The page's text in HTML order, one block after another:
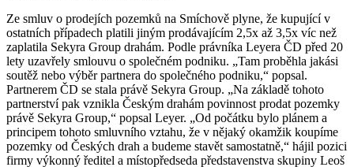
Ze smluv o prodejích pozemků na Smíchově plyne, že kupující v
ostatních případech platili jiným prodávajícím 2,5x až 3,5x víc než
zaplatila Sekyra Group drahám. Podle právníka Leyera ČD před 20
lety uzavřely smlouvu o společném podniku. „Tam proběhla jakási
soutěž nebo výběr partnera do společného podniku,“ popsal.
Partnerem ČD se stala právě Sekyra Group. „Na základě tohoto
partnerství pak vznikla Českým drahám povinnost prodat pozemky
právě Sekyra Group,“ popsal Leyer. „Od počátku bylo plánem a
principem tohoto smluvního vztahu, že v nějaký okamžik koupíme
pozemky od Českých drah a budeme stavět samostatně,“ hájil pozici
firmy výkonný ředitel a místopředseda představenstva skupiny Leoš